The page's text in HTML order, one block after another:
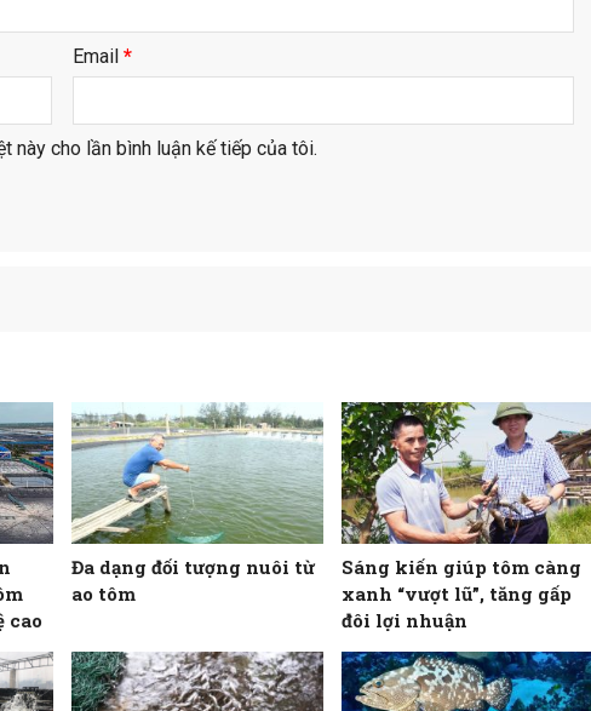
Email*
này cho lần bình luận kế tiếp của tôi.
cao
Đa dạng đối tượng nuôi từ
ao tôm
Sáng kiến giúp tôm càng
xanh “vượt lũ”, tăng gấp
đôi lợi nhuận